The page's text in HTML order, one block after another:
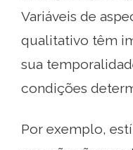
Variáveis ​​de
qualitativo têm
sua
condições
Por exemplo,